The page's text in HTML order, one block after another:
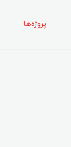
پروژه‌ها